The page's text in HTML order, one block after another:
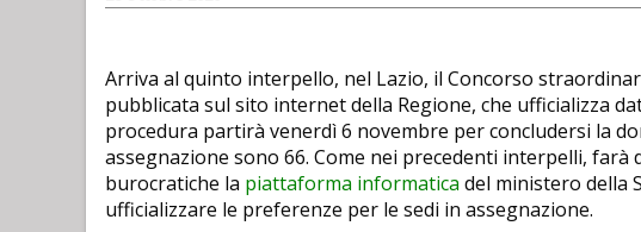
Arriva al quinto interpello, nel Lazio, il Concorso
pubblicata sul sito internet della Regione, che ufficializza
procedura partirà venerdì 6 novembre per concludersi la
assegnazione sono 66. Come nei precedenti interpelli, farà
burocratiche la piattaforma informatica del ministero della
ufficializzare le preferenze per le sedi in assegnazione.